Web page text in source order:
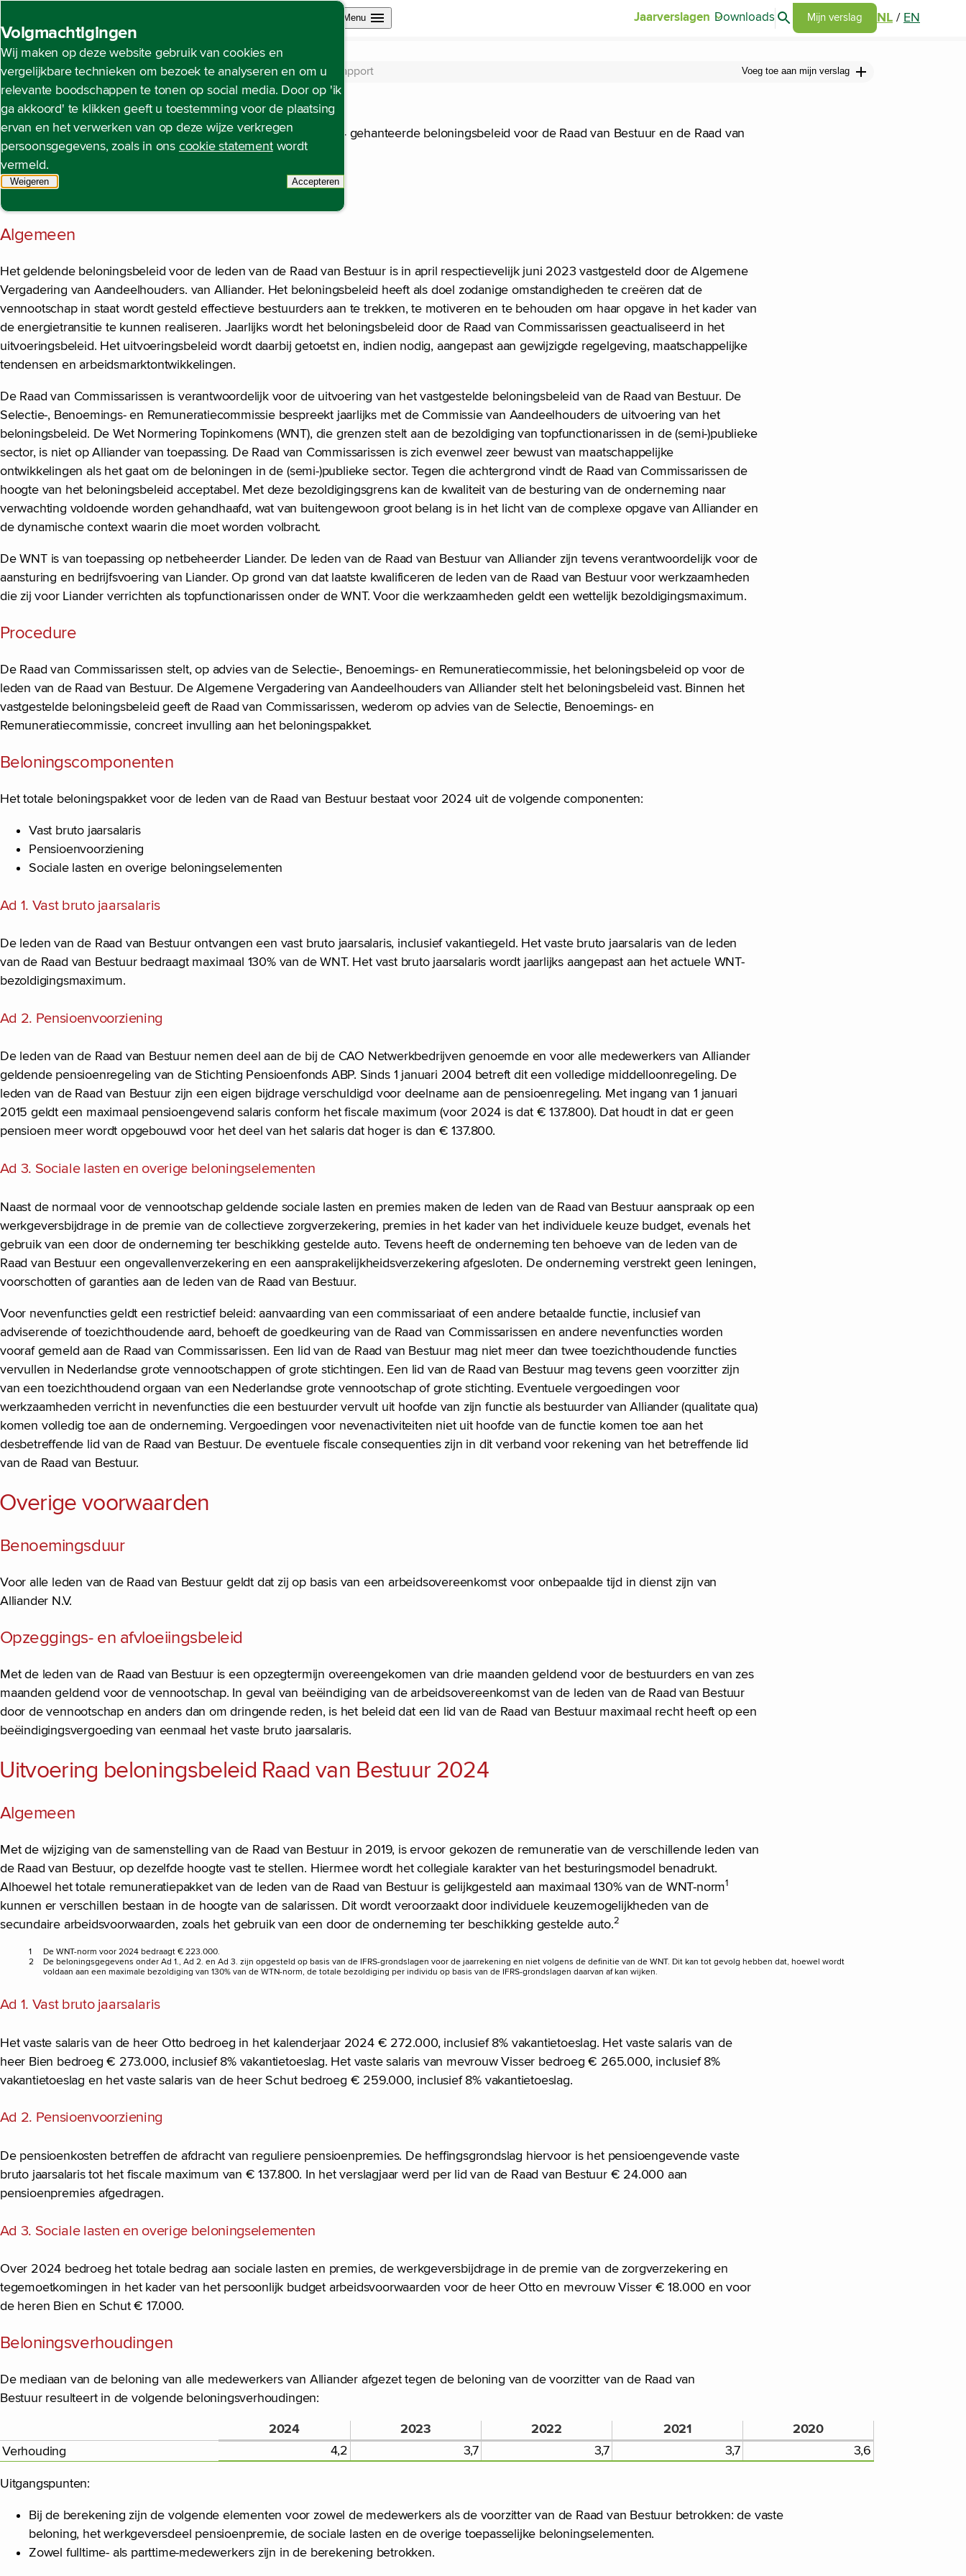
Volgmachtigingen
Wij maken op deze website gebruik van cookies en
vergelijkbare technieken om bezoek te analyseren en om u
relevante boodschappen te tonen op social media. Door op 'ik
ga akkoord' te klikken geeft u toestemming voor de plaatsing
ervan en het verwerken van op deze wijze verkregen
persoonsgegevens, zoals in ons cookie statementwordt
vermeld.
Weigeren
Accepteren
Open site navigation
Menu Jaarverslagen Downloads Search articles
Go to my report page
Mijn verslag NL / EN
Open content navigation
Jaarverslag 2024 Corporate governance Remuneratierapport Voeg toe aan mijn verslag
Remuneratierapport
Dit remuneratierapport geeft een uiteenzetting van het in 2024 gehanteerde beloningsbeleid voor de Raad van Bestuur en de Raad van
Commissarissen van Alliander.
Beloningsbeleid Raad van Bestuur
Algemeen
Het geldende beloningsbeleid voor de leden van de Raad van Bestuur is in april respectievelijk juni 2023 vastgesteld door de Algemene
Vergadering van Aandeelhouders. van Alliander. Het beloningsbeleid heeft als doel zodanige omstandigheden te creëren dat de
vennootschap in staat wordt gesteld effectieve bestuurders aan te trekken, te motiveren en te behouden om haar opgave in het kader van
de energietransitie te kunnen realiseren. Jaarlijks wordt het beloningsbeleid door de Raad van Commissarissen geactualiseerd in het
uitvoeringsbeleid. Het uitvoeringsbeleid wordt daarbij getoetst en, indien nodig, aangepast aan gewijzigde regelgeving, maatschappelijke
tendensen en arbeidsmarktontwikkelingen.
De Raad van Commissarissen is verantwoordelijk voor de uitvoering van het vastgestelde beloningsbeleid van de Raad van Bestuur. De
Selectie-, Benoemings- en Remuneratiecommissie bespreekt jaarlijks met de Commissie van Aandeelhouders de uitvoering van het
beloningsbeleid. De Wet Normering Topinkomens (WNT), die grenzen stelt aan de bezoldiging van topfunctionarissen in de (semi-)publieke
sector, is niet op Alliander van toepassing. De Raad van Commissarissen is zich evenwel zeer bewust van maatschappelijke
ontwikkelingen als het gaat om de beloningen in de (semi-)publieke sector. Tegen die achtergrond vindt de Raad van Commissarissen de
hoogte van het beloningsbeleid acceptabel. Met deze bezoldigingsgrens kan de kwaliteit van de besturing van de onderneming naar
verwachting voldoende worden gehandhaafd, wat van buitengewoon groot belang is in het licht van de complexe opgave van Alliander en
de dynamische context waarin die moet worden volbracht.
De WNT is van toepassing op netbeheerder Liander. De leden van de Raad van Bestuur van Alliander zijn tevens verantwoordelijk voor de
aansturing en bedrijfsvoering van Liander. Op grond van dat laatste kwalificeren de leden van de Raad van Bestuur voor werkzaamheden
die zij voor Liander verrichten als topfunctionarissen onder de WNT. Voor die werkzaamheden geldt een wettelijk bezoldigingsmaximum.
Procedure
De Raad van Commissarissen stelt, op advies van de Selectie-, Benoemings- en Remuneratiecommissie, het beloningsbeleid op voor de
leden van de Raad van Bestuur. De Algemene Vergadering van Aandeelhouders van Alliander stelt het beloningsbeleid vast. Binnen het
vastgestelde beloningsbeleid geeft de Raad van Commissarissen, wederom op advies van de Selectie, Benoemings- en
Remuneratiecommissie, concreet invulling aan het beloningspakket.
Beloningscomponenten
Het totale beloningspakket voor de leden van de Raad van Bestuur bestaat voor 2024 uit de volgende componenten:
Vast bruto jaarsalaris
Pensioenvoorziening
Sociale lasten en overige beloningselementen
Ad 1. Vast bruto jaarsalaris
De leden van de Raad van Bestuur ontvangen een vast bruto jaarsalaris, inclusief vakantiegeld. Het vaste bruto jaarsalaris van de leden
van de Raad van Bestuur bedraagt maximaal 130% van de WNT. Het vast bruto jaarsalaris wordt jaarlijks aangepast aan het actuele WNT-
bezoldigingsmaximum.
Ad 2. Pensioenvoorziening
De leden van de Raad van Bestuur nemen deel aan de bij de CAO Netwerkbedrijven genoemde en voor alle medewerkers van Alliander
geldende pensioenregeling van de Stichting Pensioenfonds ABP. Sinds 1 januari 2004 betreft dit een volledige middelloonregeling. De
leden van de Raad van Bestuur zijn een eigen bijdrage verschuldigd voor deelname aan de pensioenregeling. Met ingang van 1 januari
2015 geldt een maximaal pensioengevend salaris conform het fiscale maximum (voor 2024 is dat € 137.800). Dat houdt in dat er geen
pensioen meer wordt opgebouwd voor het deel van het salaris dat hoger is dan € 137.800.
Ad 3. Sociale lasten en overige beloningselementen
Naast de normaal voor de vennootschap geldende sociale lasten en premies maken de leden van de Raad van Bestuur aanspraak op een
werkgeversbijdrage in de premie van de collectieve zorgverzekering, premies in het kader van het individuele keuze budget, evenals het
gebruik van een door de onderneming ter beschikking gestelde auto. Tevens heeft de onderneming ten behoeve van de leden van de
Raad van Bestuur een ongevallenverzekering en een aansprakelijkheidsverzekering afgesloten. De onderneming verstrekt geen leningen,
voorschotten of garanties aan de leden van de Raad van Bestuur.
Voor nevenfuncties geldt een restrictief beleid: aanvaarding van een commissariaat of een andere betaalde functie, inclusief van
adviserende of toezichthoudende aard, behoeft de goedkeuring van de Raad van Commissarissen en andere nevenfuncties worden
vooraf gemeld aan de Raad van Commissarissen. Een lid van de Raad van Bestuur mag niet meer dan twee toezichthoudende functies
vervullen in Nederlandse grote vennootschappen of grote stichtingen. Een lid van de Raad van Bestuur mag tevens geen voorzitter zijn
van een toezichthoudend orgaan van een Nederlandse grote vennootschap of grote stichting. Eventuele vergoedingen voor
werkzaamheden verricht in nevenfuncties die een bestuurder vervult uit hoofde van zijn functie als bestuurder van Alliander (qualitate qua)
komen volledig toe aan de onderneming. Vergoedingen voor nevenactiviteiten niet uit hoofde van de functie komen toe aan het
desbetreffende lid van de Raad van Bestuur. De eventuele fiscale consequenties zijn in dit verband voor rekening van het betreffende lid
van de Raad van Bestuur.
Overige voorwaarden
Benoemingsduur
Voor alle leden van de Raad van Bestuur geldt dat zij op basis van een arbeidsovereenkomst voor onbepaalde tijd in dienst zijn van
Alliander N.V.
Opzeggings- en afvloeiingsbeleid
Met de leden van de Raad van Bestuur is een opzegtermijn overeengekomen van drie maanden geldend voor de bestuurders en van zes
maanden geldend voor de vennootschap. In geval van beëindiging van de arbeidsovereenkomst van de leden van de Raad van Bestuur
door de vennootschap en anders dan om dringende reden, is het beleid dat een lid van de Raad van Bestuur maximaal recht heeft op een
beëindigingsvergoeding van eenmaal het vaste bruto jaarsalaris.
Uitvoering beloningsbeleid Raad van Bestuur 2024
Algemeen
Met de wijziging van de samenstelling van de Raad van Bestuur in 2019, is ervoor gekozen de remuneratie van de verschillende leden van
de Raad van Bestuur, op dezelfde hoogte vast te stellen. Hiermee wordt het collegiale karakter van het besturingsmodel benadrukt.
Alhoewel het totale remuneratiepakket van de leden van de Raad van Bestuur is gelijkgesteld aan maximaal 130% van de WNT-norm1
kunnen er verschillen bestaan in de hoogte van de salarissen. Dit wordt veroorzaakt door individuele keuzemogelijkheden van de
secundaire arbeidsvoorwaarden, zoals het gebruik van een door de onderneming ter beschikking gestelde auto.2
1
De WNT-norm voor 2024 bedraagt € 223.000.
2
De beloningsgegevens onder Ad 1., Ad 2. en Ad 3. zijn opgesteld op basis van de IFRS-grondslagen voor de jaarrekening en niet volgens de definitie van de WNT. Dit kan tot gevolg hebben dat, hoewel wordt
voldaan aan een maximale bezoldiging van 130% van de WTN-norm, de totale bezoldiging per individu op basis van de IFRS-grondslagen daarvan af kan wijken.
Ad 1. Vast bruto jaarsalaris
Het vaste salaris van de heer Otto bedroeg in het kalenderjaar 2024 € 272.000, inclusief 8% vakantietoeslag. Het vaste salaris van de
heer Bien bedroeg € 273.000, inclusief 8% vakantietoeslag. Het vaste salaris van mevrouw Visser bedroeg € 265.000, inclusief 8%
vakantietoeslag en het vaste salaris van de heer Schut bedroeg € 259.000, inclusief 8% vakantietoeslag.
Ad 2. Pensioenvoorziening
De pensioenkosten betreffen de afdracht van reguliere pensioenpremies. De heffingsgrondslag hiervoor is het pensioengevende vaste
bruto jaarsalaris tot het fiscale maximum van € 137.800. In het verslagjaar werd per lid van de Raad van Bestuur € 24.000 aan
pensioenpremies afgedragen.
Ad 3. Sociale lasten en overige beloningselementen
Over 2024 bedroeg het totale bedrag aan sociale lasten en premies, de werkgeversbijdrage in de premie van de zorgverzekering en
tegemoetkomingen in het kader van het persoonlijk budget arbeidsvoorwaarden voor de heer Otto en mevrouw Visser € 18.000 en voor
de heren Bien en Schut € 17.000.
Beloningsverhoudingen
De mediaan van de beloning van alle medewerkers van Alliander afgezet tegen de beloning van de voorzitter van de Raad van
Bestuur resulteert in de volgende beloningsverhoudingen:
2024 2023 2022 2021 2020
Verhouding 4,2 3,7 3,7 3,7 3,6
Uitgangspunten:
Bij de berekening zijn de volgende elementen voor zowel de medewerkers als de voorzitter van de Raad van Bestuur betrokken: de vaste
beloning, het werkgeversdeel pensioenpremie, de sociale lasten en de overige toepasselijke beloningselementen.
Zowel fulltime- als parttime-medewerkers zijn in de berekening betrokken.